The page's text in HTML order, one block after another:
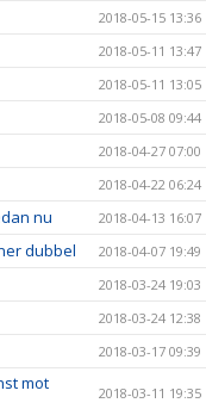
2018-05-15 13:36
2018-05-11 13:47
2018-05-11 13:05
2018-05-08 09:44
2018-04-27 07:00
2018-04-22 06:24
nu 2018-04-13 16:07
dubbel 2018-04-07 19:49
2018-03-24 19:03
2018-03-24 12:38
2018-03-17 09:39
mot
2018-03-11 19:35